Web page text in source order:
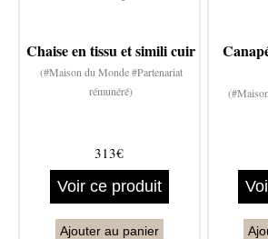
Chaise en tissu et simili cuir
(#Maison du Monde #Partenariat
rémunéré)
313€
Voir ce produit
Ajouter au panier